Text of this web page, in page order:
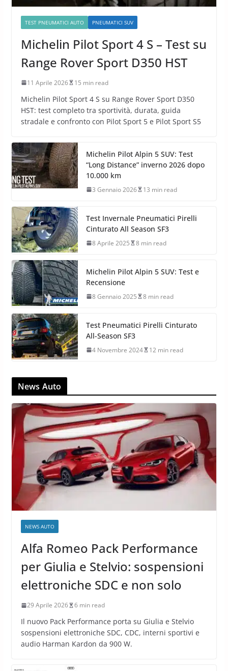
TEST PNEUMATICI AUTO PNEUMATICI SUV
Michelin Pilot Sport 4 S – Test su
Range Rover Sport D350 HST
11 Aprile 2026 15 min read
Michelin Pilot Sport 4 S su Range Rover Sport D350
HST: test completo tra sportività, durata, guida
stradale e confronto con Pilot Sport 5 e Pilot Sport S5
Michelin Pilot Alpin 5 SUV: Test
“Long Distance” inverno 2026 dopo
10.000 km
3 Gennaio 2026 13 min read
Test Invernale Pneumatici Pirelli
Cinturato All Season SF3
8 Aprile 2025 8 min read
Michelin Pilot Alpin 5 SUV: Test e
Recensione
8 Gennaio 2025 8 min read
Test Pneumatici Pirelli Cinturato
All-Season SF3
4 Novembre 2024 12 min read
News Auto
NEWS AUTO
Alfa Romeo Pack Performance
per Giulia e Stelvio: sospensioni
elettroniche SDC e non solo
29 Aprile 2026 6 min read
Il nuovo Pack Performance porta su Giulia e Stelvio
sospensioni elettroniche SDC, CDC, interni sportivi e
audio Harman Kardon da 900 W.